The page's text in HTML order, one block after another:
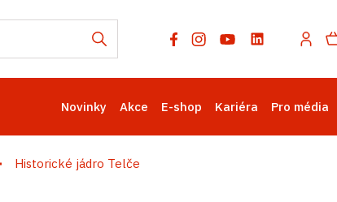
Novinky Akce E-shop Kariéra Pro média
Historické jádro Telče